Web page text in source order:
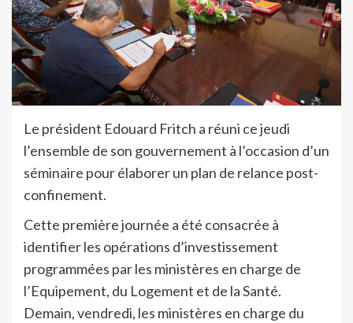
Le président Edouard Fritch a réuni ce jeudi
l’ensemble de son gouvernement à l’occasion d’un
séminaire pour élaborer un plan de relance post-
confinement.
Cette première journée a été consacrée à
identifier les opérations d’investissement
programmées par les ministères en charge de
l’Equipement, du Logement et de la Santé.
Demain, vendredi, les ministères en charge du